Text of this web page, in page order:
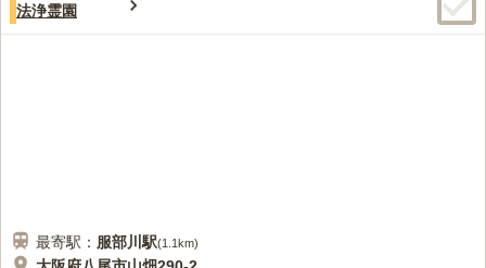
法浄霊園
最寄駅： 服部川 駅(1.1km)